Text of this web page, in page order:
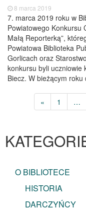
8 marca 2019
7. marca 2019 roku w
Powiatowego Konkursu
Małą Reporterką”,
Powiatowa Biblioteka
Gorlicach oraz
konkursu byli uczniowie
Biecz. W bieżącym
« 1 …
O BIBLIOTECE
HISTORIA
DARCZYŃCY